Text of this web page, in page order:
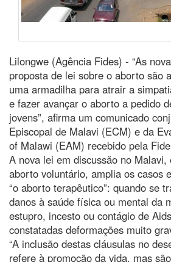
Lilongwe (Agência Fides) - “As
proposta de lei sobre o aborto são
uma armadilha para atrair a
e fazer avançar o aborto a pedido
jovens”, afirma um comunicado
Episcopal de Malavi (ECM) e da
of Malawi (EAM) recebido pela
A nova lei em discussão no
aborto voluntário, amplia os casos
“o aborto terapêutico”: quando se
danos à saúde física ou mental da
estupro, incesto ou contágio de
constatadas deformações muito
“A inclusão destas cláusulas no
refere à promoção da vida, mas